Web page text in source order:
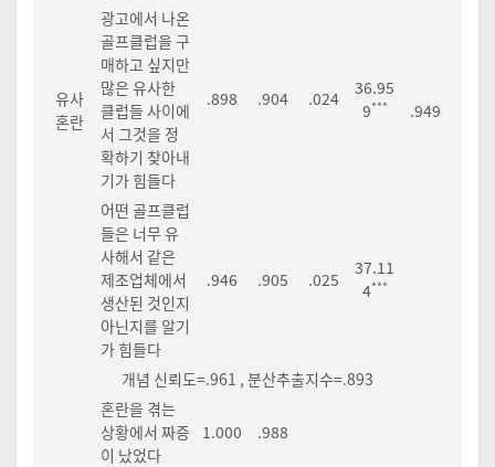
유사
혼란
.949
광고에서 나온
골프클럽을 구
매하고 싶지만
많은 유사한
클럽들 사이에
서 그것을 정
확하기 찾아내
기가 힘들다
.898 .904 .024
36.95
9***
어떤 골프클럽
들은 너무 유
사해서 같은
제조업체에서
생산된 것인지
아닌지를 알기
가 힘들다
.946 .905 .025
37.11
4***
개념 신뢰도=.961 , 분산추출지수=.893
혼란을 겪는
상황에서 짜증
이 났었다
1.000 .988